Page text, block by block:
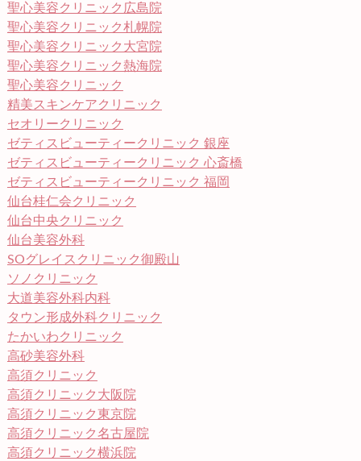
聖心美容クリニック広島院
聖心美容クリニック札幌院
聖心美容クリニック大宮院
聖心美容クリニック熱海院
聖心美容クリニック
精美スキンケアクリニック
セオリークリニック
ゼティスビューティークリニック 銀座
ゼティスビューティークリニック 心斎橋
ゼティスビューティークリニック 福岡
仙台桂仁会クリニック
仙台中央クリニック
仙台美容外科
SOグレイスクリニック御殿山
ソノクリニック
大道美容外科内科
タウン形成外科クリニック
たかいわクリニック
高砂美容外科
高須クリニック
高須クリニック大阪院
高須クリニック東京院
高須クリニック名古屋院
高須クリニック横浜院